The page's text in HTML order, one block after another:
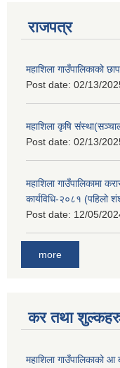
राजपत्र
महाशिला गाउँपालिकाको
Post date: 02/13/
महाशिला कृषि
Post date: 02/13/
महाशिला गाउँपालिकामा
कार्यविधि-२०८१ (पहिलो
Post date: 12/05/
more
कर तथा
महाशिला गाउँपालिकाको